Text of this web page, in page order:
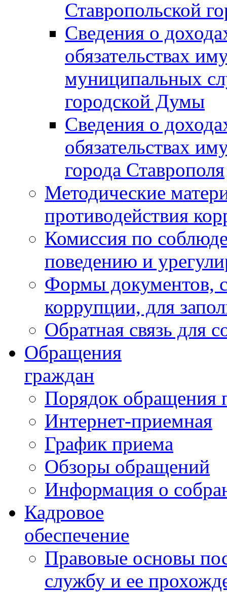
Ставропольской
Сведения о
обязательствах
муниципальных
городской Думы
Сведения о
обязательствах
города Ставрополя
Методические
противодействия
Комиссия по
поведению и
Формы документов,
коррупции, для
Обратная связь для
Обращения
граждан
Порядок обращения
Интернет-приемная
График приема
Обзоры обращений
Информация о
Кадровое
обеспечение
Правовые основы
службу и ее